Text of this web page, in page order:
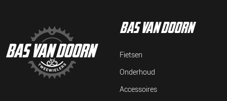
bas van doorn
Fietsen
Onderhoud
Accessoires